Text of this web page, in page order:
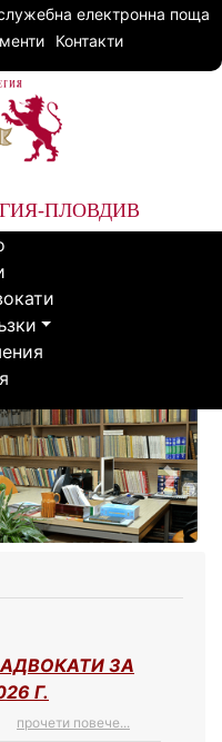
електронна поща
Контакти
ПЛОВДИВ
Next
ЗА
Г.
прочети повече...